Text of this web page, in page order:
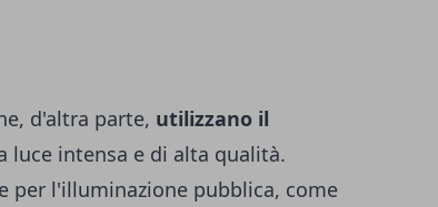
d'altra parte, utilizzano il
luce intensa e di alta qualità.
per l'illuminazione pubblica, come